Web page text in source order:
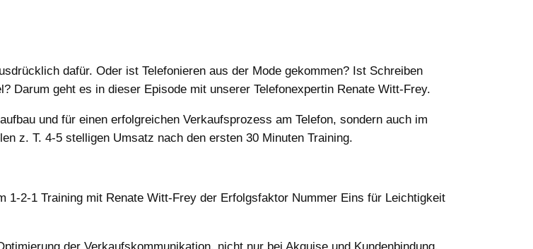
dafür. Oder ist Telefonieren aus der Mode gekommen? Ist Schreiben
Darum geht es in dieser Episode mit unserer Telefonexpertin Renate Witt-Frey.
und für einen erfolgreichen Verkaufsprozess am Telefon, sondern auch im
z. T. 4-5 stelligen Umsatz nach den ersten 30 Minuten Training.
1-2-1 Training mit Renate Witt-Frey der Erfolgsfaktor Nummer Eins für Leichtigkeit